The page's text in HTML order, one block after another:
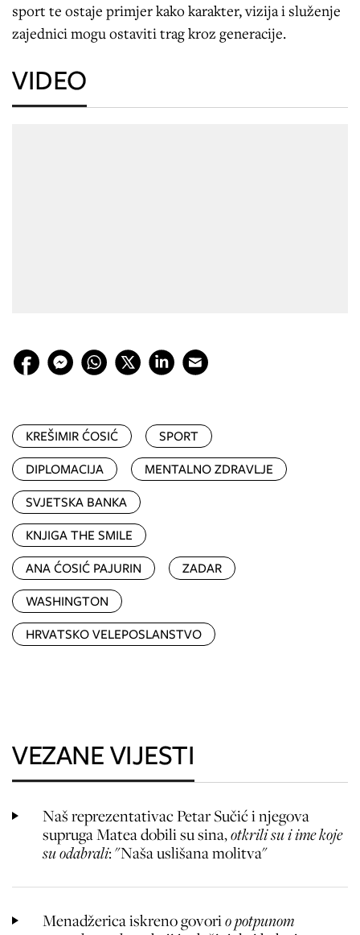
sport te ostaje primjer kako karakter, vizija i služenje
zajednici mogu ostaviti trag kroz generacije.
VIDEO
KREŠIMIR ĆOSIĆ
SPORT
DIPLOMACIJA
MENTALNO ZDRAVLJE
SVJETSKA BANKA
KNJIGA THE SMILE
ANA ĆOSIĆ PAJURIN
ZADAR
WASHINGTON
HRVATSKO VELEPOSLANSTVO
VEZANE VIJESTI
Naš reprezentativac Petar Sučić i njegova
supruga Matea dobili su sina,otkrili su i ime koje
su odabrali: "Naša uslišana molitva"
Menadžerica iskreno govorio potpunom